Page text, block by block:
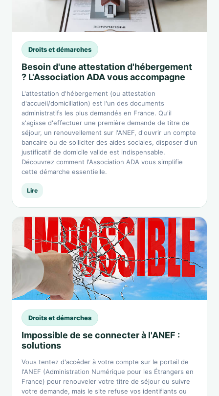
Droits et démarches
Besoin d'une attestation d'hébergement
? L'Association ADA vous accompagne
L'attestation d'hébergement (ou attestation
d'accueil/domiciliation) est l'un des documents
administratifs les plus demandés en France. Qu'il
s'agisse d'effectuer une première demande de titre de
séjour, un renouvellement sur l'ANEF, d'ouvrir un compte
bancaire ou de solliciter des aides sociales, disposer d'un
justificatif de domicile valide est indispensable.
Découvrez comment l'Association ADA vous simplifie
cette démarche essentielle.
Lire
Droits et démarches
Impossible de se connecter à l'ANEF :
solutions
Vous tentez d'accéder à votre compte sur le portail de
l'ANEF (Administration Numérique pour les Étrangers en
France) pour renouveler votre titre de séjour ou suivre
votre demande, mais le site refuse vos identifiants ou